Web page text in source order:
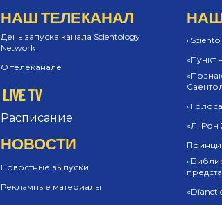
НАШ ТЕЛЕКАНАЛ
День запуска канала Scientology
Network
О телеканале
LIVE TV
Расписание
НОВОСТИ
Новостные выпуски
Рекламные материалы
«Пункт
«Л. Рон